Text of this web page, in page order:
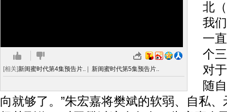
[相关]新闺蜜时代第4集预告片.. 新闺蜜时代第5集预告片..
北
我
一
个
对
随
向就够了。”朱宏嘉将樊斌的软弱、自私